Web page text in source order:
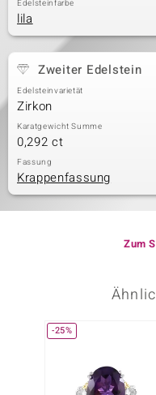
Edelsteinfarbe
lila
Zweiter Edelstein
Edelsteinvarietät
Zirkon
Karatgewicht Summe
0,292 ct
Fassung
Krappenfassung
Zum
-25%